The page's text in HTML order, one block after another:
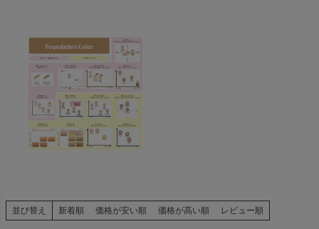
並び替え 新着順 価格が安い順 価格が高い順 レビュー順